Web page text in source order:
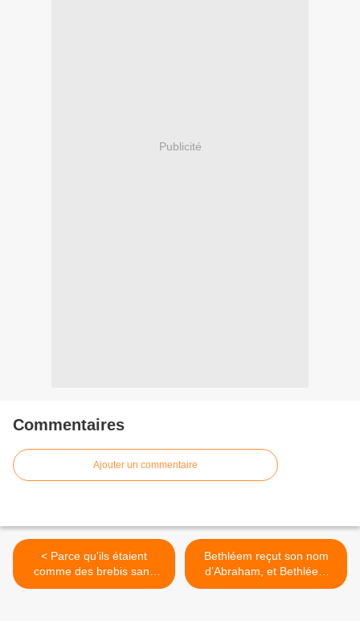
Publicité
Commentaires
Ajouter un commentaire
< Parce qu'ils étaient
comme des brebis sans
berger
Bethléem reçut son nom
d’Abraham, et Bethléem
signifie la Maison de Pain >